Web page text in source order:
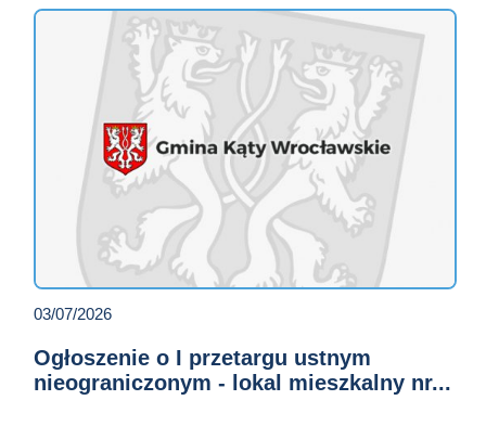
03/07/2026
Ogłoszenie o I przetargu ustnym
nieograniczonym - lokal mieszkalny nr...